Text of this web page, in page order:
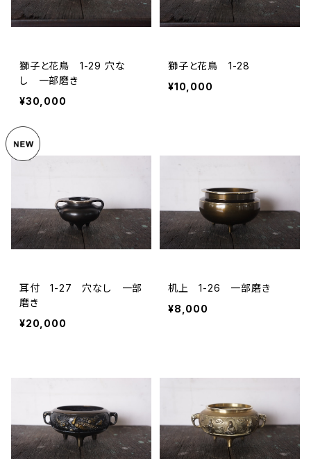
獅子と花鳥 1-29 穴な
し 一部磨き
¥30,000
獅子と花鳥 1-28
¥10,000
耳付 1-27 穴なし 一部
磨き
¥20,000
机上 1-26 一部磨き
¥8,000